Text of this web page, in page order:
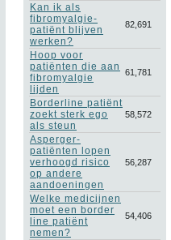
Kan ik als
fibromyalgie-
patiënt blijven
werken?
82,691
Hoop voor
patiënten die aan
fibromyalgie
lijden
61,781
Borderline patiënt
zoekt sterk ego
als steun
58,572
Asperger-
patiënten lopen
verhoogd risico
op andere
aandoeningen
56,287
Welke medicijnen
moet een border
line patiënt
nemen?
54,406